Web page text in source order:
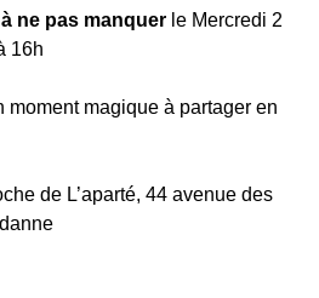
ne pas manquer le Mercredi 2
16h
moment magique à partager en
de L’aparté, 44 avenue des